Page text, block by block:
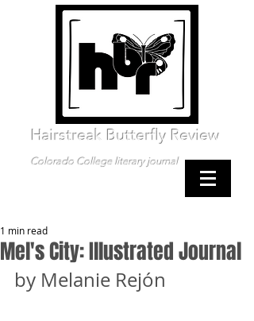
Hairstreak Butterfly Review
Colorado College literary journal
Mel's City: Illustrated Journal
1 min read
by Melanie Rejón